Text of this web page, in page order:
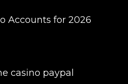
Accounts for 2026
casino paypal